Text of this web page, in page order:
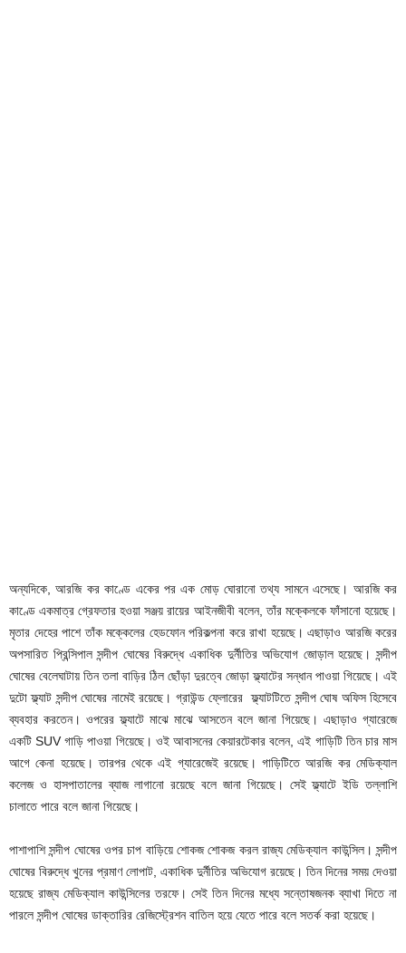
অন্যদিকে, আরজি কর কাণ্ডে একের পর এক মোড় ঘোরানো তথ্য সামনে এসেছে। আরজি কর
কাণ্ডে একমাত্র গ্রেফতার হওয়া সঞ্জয় রায়ের আইনজীবী বলেন, তাঁর মক্কেলকে ফাঁসানো হয়েছে।
মৃতার দেহের পাশে তাঁক মক্কেলের হেডফোন পরিকল্পনা করে রাখা হয়েছে। এছাড়াও আরজি করের
অপসারিত প্রিন্সিপাল সন্দীপ ঘোষের বিরুদ্ধে একাধিক দুর্নীতির অভিযোগ জোড়াল হয়েছে। সন্দীপ
ঘোষের বেলেঘাটায় তিন তলা বাড়ির ঠিল ছোঁড়া দুরত্বে জোড়া ফ্ল্যাটের সন্ধান পাওয়া গিয়েছে। এই
দুটো ফ্ল্যাট সন্দীপ ঘোষের নামেই রয়েছে। গ্রাউন্ড ফ্লোরের ফ্ল্যাটটিতে সন্দীপ ঘোষ অফিস হিসেবে
ব্যবহার করতেন। ওপরের ফ্ল্যাটে মাঝে মাঝে আসতেন বলে জানা গিয়েছে। এছাড়াও গ্যারেজে
একটি SUV গাড়ি পাওয়া গিয়েছে। ওই আবাসনের কেয়ারটেকার বলেন, এই গাড়িটি তিন চার মাস
আগে কেনা হয়েছে। তারপর থেকে এই গ্যারেজেই রয়েছে। গাড়িটিতে আরজি কর মেডিক্যাল
কলেজ ও হাসপাতালের ব্যাজ লাগানো রয়েছে বলে জানা গিয়েছে। সেই ফ্ল্যাটে ইডি তল্লাশি
চালাতে পারে বলে জানা গিয়েছে।
পাশাপাশি সন্দীপ ঘোষের ওপর চাপ বাড়িয়ে শোকজ শোকজ করল রাজ্য মেডিক্যাল কাউন্সিল। সন্দীপ
ঘোষের বিরুদ্ধে খুনের প্রমাণ লোপাট, একাধিক দুর্নীতির অভিযোগ রয়েছে। তিন দিনের সময় দেওয়া
হয়েছে রাজ্য মেডিক্যাল কাউন্সিলের তরফে। সেই তিন দিনের মধ্যে সন্তোষজনক ব্যাখা দিতে না
পারলে সন্দীপ ঘোষের ডাক্তারির রেজিস্ট্রেশন বাতিল হয়ে যেতে পারে বলে সতর্ক করা হয়েছে।